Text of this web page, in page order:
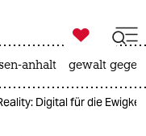

taz zahl ich
anhalt gewalt
Digital für die Ewigkeit